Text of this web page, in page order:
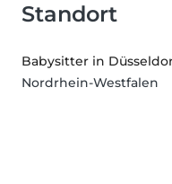
Standort
Babysitter in
Nordrhein-Westfalen